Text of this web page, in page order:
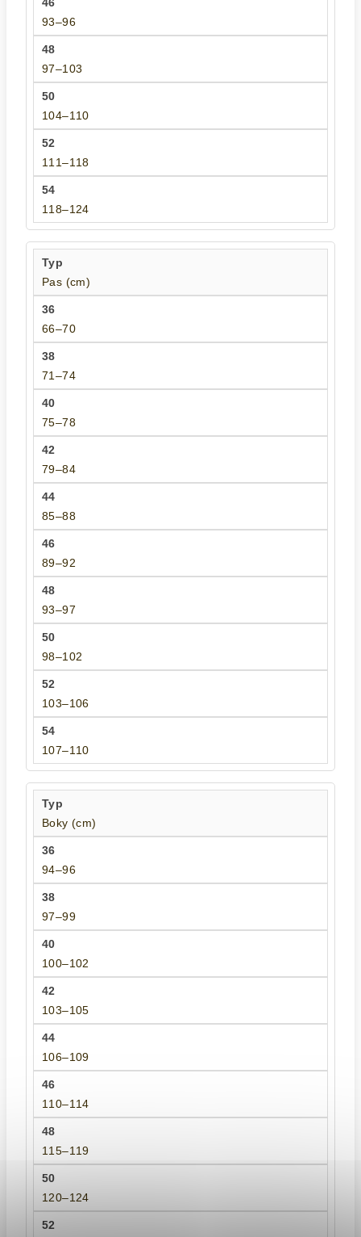
93–96
97–103
104–110
111–118
118–124
Pas (cm)
66–70
71–74
75–78
79–84
85–88
89–92
93–97
98–102
103–106
107–110
Boky (cm)
94–96
97–99
100–102
103–105
106–109
110–114
115–119
120–124